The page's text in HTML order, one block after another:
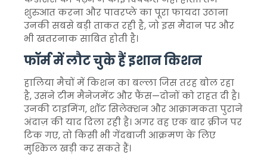
शुरुआत करना और पावरप्ले का पूरा फायदा उठाना
उनकी सबसे बड़ी ताकत रही है, जो इस मैदान पर और
भी खतरनाक साबित होती है।
फॉर्म में लौट चुके हैं इशान किशन
हालिया मैचों में किशन का बल्ला जिस तरह बोल रहा
है, उसने टीम मैनेजमेंट और फैंस—दोनों को राहत दी है।
उनकी टाइमिंग, शॉट सिलेक्शन और आक्रामकता पुराने
अंदाज़ की याद दिला रही है। अगर वह एक बार क्रीज पर
टिक गए, तो किसी भी गेंदबाजी आक्रमण के लिए
मुश्किल खड़ी कर सकते हैं।